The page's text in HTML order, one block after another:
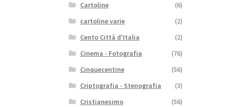
Cartoline
(6)
cartoline varie
(2)
Cento Città d'Italia
(2)
Cinema - Fotografia
(76)
Cinquecentine
(56)
Criptografia - Stenografia
(3)
Cristianesimo
(56)